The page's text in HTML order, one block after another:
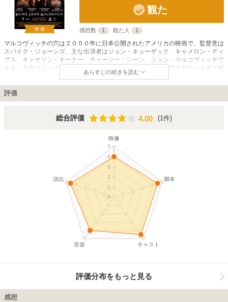
映画
観た
感想数 1 観た人 1
マルコヴィッチの穴は２０００年に日本公開されたアメリカの映画で、監督意は
スパイク・ジョーンズ、主な出演者はジョン・キューザック、キャメロン・ディ
アス、キャサリン・キーナー、チャーリー・シーン、ジョン・マルコヴィッチで
ある。本作はスパイク・ジョーンズの監督デビュー作で、奇想天外なコメディ映
画ある。 人形師のクレイグ・シュワルツとペットショップ店員の妻であるロッ
テは夫婦二人で貧しい生活をしていた。そんなある日、彼が定職に就こうと就職
した会社の壁に穴を見つける。それは15分間だけ俳優ジョン・マルコヴィッチ
の頭の中に繋がるという奇妙な穴であった。彼はその穴を利用して女上司と商売
入ってしまったことから事態は次第に混乱していき、やがてクレイグと妻ロッテ
あらすじの続きを読む
評価
総合評価 4.00
4.00 (1件)
映像
脚本
キャスト
音楽
演出
0
1
2
3
4
5
評価分布をもっと見る
感想